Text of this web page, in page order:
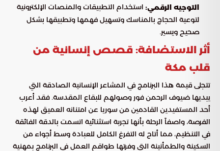
التوجيه الرقمي: استخدام التطبيقات والمنصات الإلكترونية
لتوعية الحجاج بالمناسك وتسهيل فهمها وتطبيقها بشكل
صحيح ويسير.
أثر الاستضافة: قصص إنسانية من
قلب مكة
تتجلى قيمة هذا البرنامج في المشاعر الإنسانية الصادقة التي
يبديها ضيوف الرحمن فور وصولهم للبقاع المقدسة. فقد أعرب
أحد المستفيدين القادمين من سوريا عن امتنانه العميق لهذه
الفرصة، واصفاً الرحلة بأنها تجربة استثنائية اتسمت بالدقة الفائقة
في التنظيم، مما أتاح له التفرغ الكامل للعبادة وسط أجواء من
السكينة والطمأنينة التي وفرتها طواقم العمل في البرنامج بمهنية